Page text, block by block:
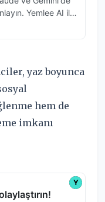
yaz boyunca
hem de
imkanı